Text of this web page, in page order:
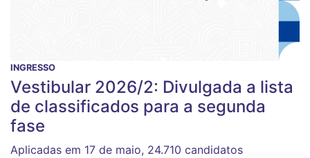
INGRESSO
Vestibular 2026/2: Divulgada a lista
de classificados para a segunda
fase
Aplicadas em 17 de maio, 24.710 candidatos